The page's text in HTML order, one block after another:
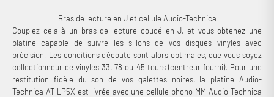
Bras de lecture en J et cellule Audio-Technica
Couplez cela à un bras de lecture coudé en J, et vous obtenez une
platine capable de suivre les sillons de vos disques vinyles avec
précision. Les conditions d’écoute sont alors optimales, que vous soyez
collectionneur de vinyles 33, 78 ou 45 tours (centreur fourni). Pour une
restitution fidèle du son de vos galettes noires, la platine Audio-
Technica AT-LP5X est livrée avec une cellule phono MM Audio Technica